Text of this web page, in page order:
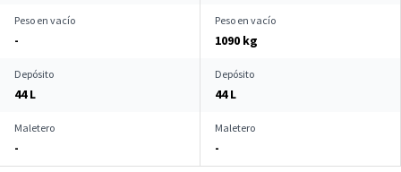
Peso en vacío
-
Peso en vacío
1090 kg
Depósito
44 L
Depósito
44 L
Maletero
-
Maletero
-